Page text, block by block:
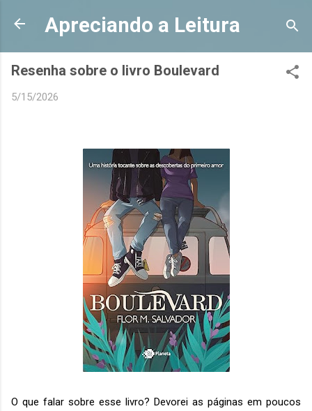
Pular para o conteúdo principal
Apreciando a Leitura
Resenha sobre o livro Boulevard
5/15/2026
O que falar sobre esse livro? Devorei as páginas em poucos